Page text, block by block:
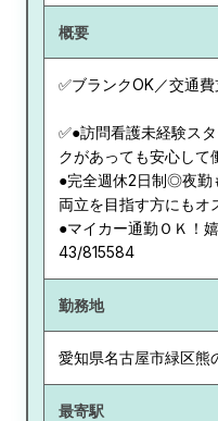
概要
✅ブランクOK／交通
✅●訪問看護未経験ス
クがあっても安心して
●完全週休2日制◎夜勤
両立を目指す方にもオ
●マイカー通勤ＯＫ！
43/815584
勤務地
愛知県名古屋市緑区熊
最寄駅